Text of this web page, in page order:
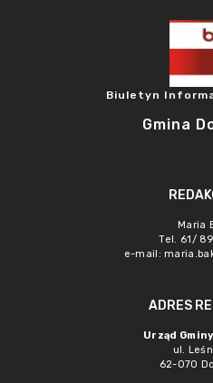
Biuletyn
Gmina
Maria
Tel. 61/
e-mail:
ADRES
Urząd
ul.
62-070